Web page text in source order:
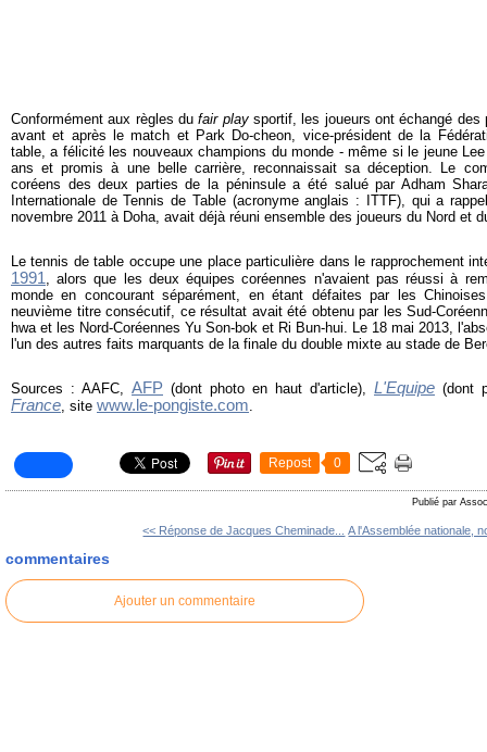
Conformément aux règles dufair playsportif, les joueurs ont échangé des
avant et après le match et Park Do-cheon, vice-président de la
table, a félicité les nouveaux champions du monde - même si le jeune
ans et promis à une belle carrière, reconnaissait sa déception. Le
coréens des deux parties de la péninsule a été salué par Adham
Internationale de Tennis de Table (acronyme anglais : ITTF), qui a
novembre 2011 à Doha, avait déjà réuni ensemble des joueurs du Nord et
Le tennis de table occupe une place particulière dans le rapprochement
1991 , alors que les deux équipes coréennes n'avaient pas réussi à
monde en concourant séparément, en étant défaites par les
neuvième titre consécutif, ce résultat avait été obtenu par les Sud-
hwa et les Nord-Coréennes Yu Son-bok et Ri Bun-hui. Le 18 mai 2013,
l'un des autres faits marquants de la finale du double mixte au stade de
Sources : AAFC, AFP (dont photo en haut d'article), L'Equipe (dont
France, site www.le-pongiste.com.
Repost 0
Publié par
<< Réponse de Jacques Cheminade... A l'Assemblée nationale,
commentaires
Ajouter un commentaire